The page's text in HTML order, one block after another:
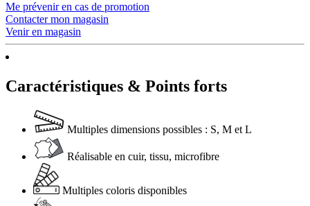
Me prévenir en cas de promotion
Contacter mon magasin
Venir en magasin
Caractéristiques & Points forts
Multiples dimensions possibles : S, M et L
Réalisable en cuir, tissu, microfibre
Multiples coloris disponibles